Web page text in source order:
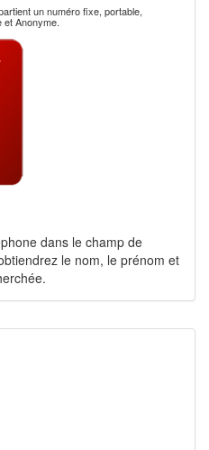
un numéro fixe, portable,
et Anonyme.
dans le champ de
le nom, le prénom et